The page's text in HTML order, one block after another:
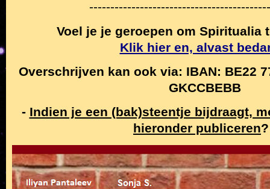
Voel je je geroepen om Spiritualia
Klik hier en, alvast
Overschrijven kan ook via: IBAN: BE22
GKCCBEBB
- Indien je een (bak)steentje bijdraagt,
hieronder publiceren